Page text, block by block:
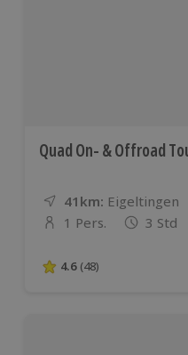
Quad On- & Offroad
41km: Entfernung
Standort
Eigeltingen
Anzahl der Teilnehmer
1 Pers. 3 Std
4.6 von 5 Sternen
4.6 (48)